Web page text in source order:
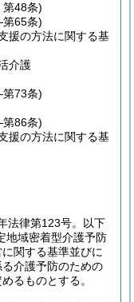
第48条)
65条)
援の方法に関する基
介護
73条)
86条)
援の方法に関する基
法律第123号。以下
地域密着型介護予防
関する基準並びに
介護予防のための
るものとする。